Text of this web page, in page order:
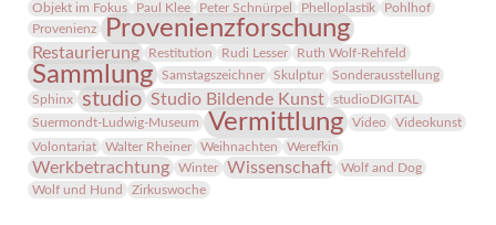
Objekt im Fokus
Paul Klee Peter Schnürpel Phelloplastik
Pohlhof
Provenienz
Provenienzforschung
Restaurierung Restitution Rudi Lesser Ruth Wolf-Rehfeld
Sammlung Samstagszeichner Skulptur
Sonderausstellung
Sphinx
studio Studio Bildende Kunst
studioDIGITAL
Suermondt-Ludwig-Museum
Vermittlung Video
Videokunst
Volontariat
Walter Rheiner Weihnachten Werefkin
Werkbetrachtung Winter Wissenschaft
Wolf and Dog
Wolf und Hund
Zirkuswoche